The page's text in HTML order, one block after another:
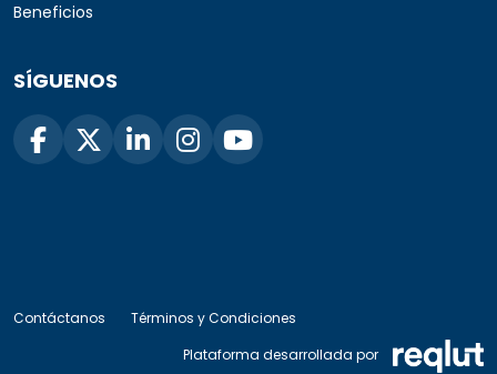
Beneficios
SÍGUENOS
Contáctanos
Términos y Condiciones
Plataforma desarrollada por